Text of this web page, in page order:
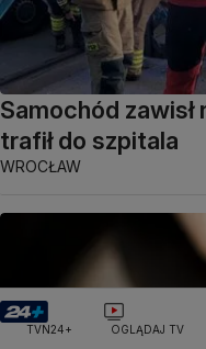
Samochód
trafił do szpitala
WROCŁAW
TVN24+ OGLĄDAJ TV